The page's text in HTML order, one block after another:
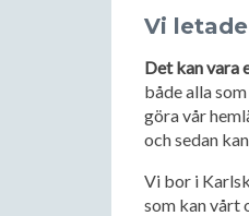
Vi
Det kan vara
både alla
göra vår
och sedan
Vi bor i
som kan vårt